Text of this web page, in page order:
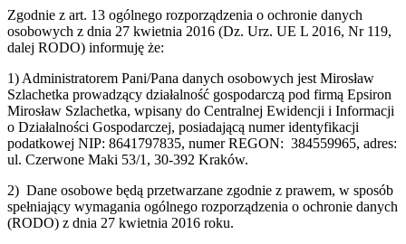
Zgodnie z art. 13 ogólnego rozporządzenia o ochronie danych
osobowych z dnia 27 kwietnia 2016 (Dz. Urz. UE L 2016, Nr 119,
dalej RODO) informuję że:
1) Administratorem Pani/Pana danych osobowych jest Mirosław
Szlachetka prowadzący działalność gospodarczą pod firmą Epsiron
Mirosław Szlachetka, wpisany do Centralnej Ewidencji i Informacji
o Działalności Gospodarczej, posiadającą numer identyfikacji
podatkowej NIP: 8641797835, numer REGON: 384559965, adres:
ul. Czerwone Maki 53/1, 30-392 Kraków.
2) Dane osobowe będą przetwarzane zgodnie z prawem, w sposób
spełniający wymagania ogólnego rozporządzenia o ochronie danych
(RODO) z dnia 27 kwietnia 2016 roku.